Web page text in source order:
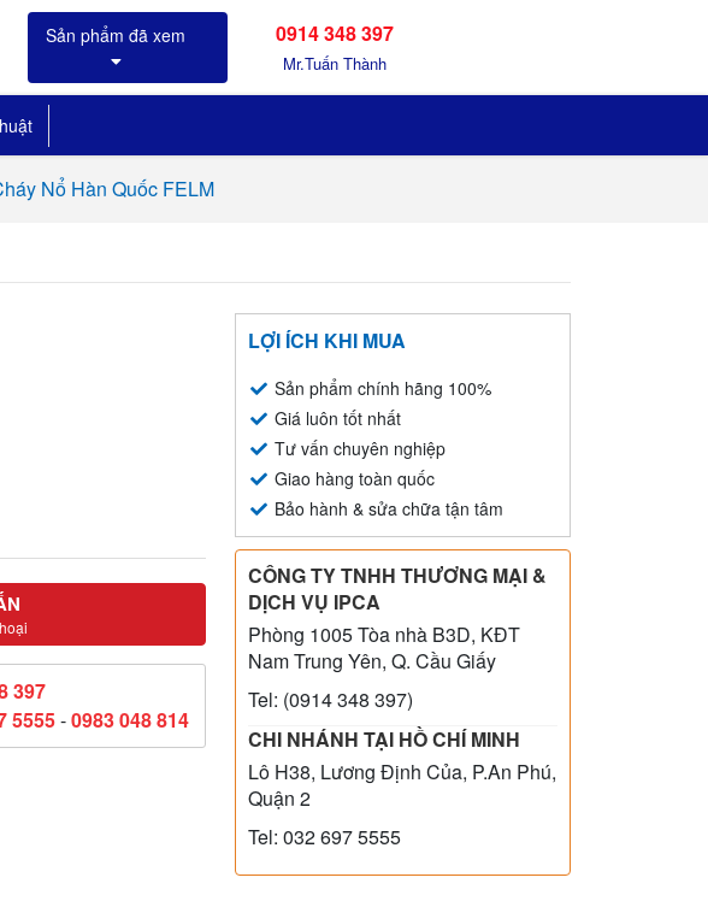
0914 348 397
Mr.Tuấn Thành
Nổ Hàn Quốc FELM
397
5555-0983 048 814
LỢI ÍCH KHI MUA
Sản phẩm chính hãng 100%
Giá luôn tốt nhất
Tư vấn chuyên nghiệp
Giao hàng toàn quốc
Bảo hành & sửa chữa tận tâm
CÔNG TY TNHH THƯƠNG MẠI &
DỊCH VỤ IPCA
Phòng 1005 Tòa nhà B3D, KĐT
Nam Trung Yên, Q. Cầu Giấy
Tel: (0914 348 397)
CHI NHÁNH TẠI HỒ CHÍ MINH
Lô H38, Lương Định Của, P.An Phú,
Quận 2
Tel: 032 697 5555